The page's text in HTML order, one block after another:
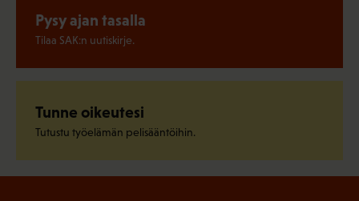
Pysy ajan tasalla
Tilaa SAK:n uutiskirje.
Tunne oikeutesi
Tutustu työelämän pelisääntöihin.